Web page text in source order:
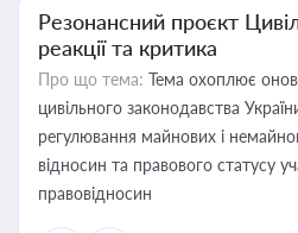
Резонансний проєкт
реакції та критика
Про що тема: Тема охоплює
цивільного законодавства
регулювання майнових і
відносин та правового статусу
правовідносин